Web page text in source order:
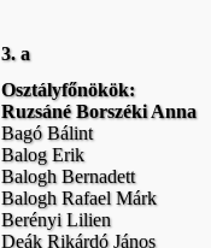
3. a
Osztályfőnökök:
Ruzsáné Borszéki Anna
Bagó Bálint
Balog Erik
Balogh Bernadett
Balogh Rafael Márk
Berényi Lilien
Deák Rikárdó János